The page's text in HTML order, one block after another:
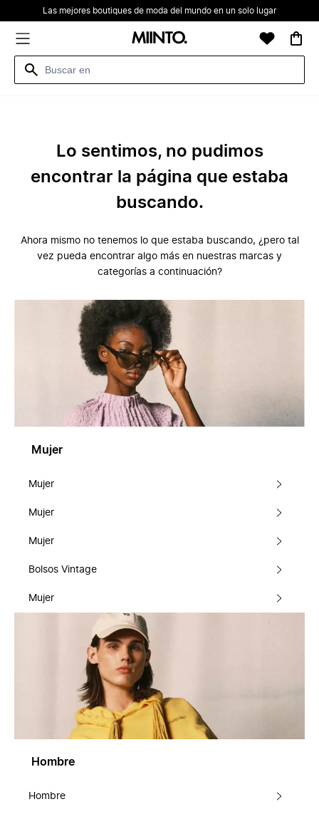
Las mejores boutiques de moda del mundo en un solo lugar
Lo sentimos, no pudimos
encontrar la página que estaba
buscando.
Ahora mismo no tenemos lo que estaba buscando, ¿pero tal
vez pueda encontrar algo más en nuestras marcas y
categorías a continuación?
Mujer
Mujer
Mujer
Mujer
Bolsos Vintage
Mujer
Hombre
Hombre